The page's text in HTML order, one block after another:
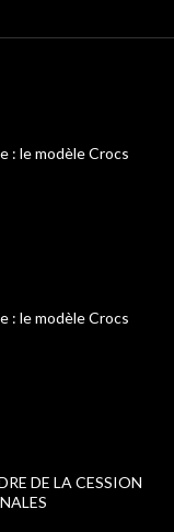
: le modèle Crocs
: le modèle Crocs
DE LA CESSION